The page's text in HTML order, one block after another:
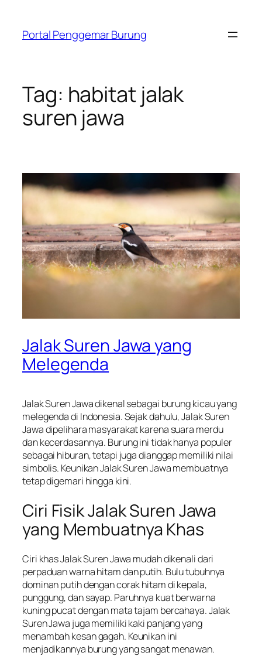
content
Portal Penggemar Burung
Tag: habitat jalak
suren jawa
Jalak Suren Jawa yang
Melegenda
Jalak Suren Jawa dikenal sebagai burung kicau yang
melegenda di Indonesia. Sejak dahulu, Jalak Suren
Jawa dipelihara masyarakat karena suara merdu
dan kecerdasannya. Burung ini tidak hanya populer
sebagai hiburan, tetapi juga dianggap memiliki nilai
simbolis. Keunikan Jalak Suren Jawa membuatnya
tetap digemari hingga kini.
Ciri Fisik Jalak Suren Jawa
yang Membuatnya Khas
Ciri khas Jalak Suren Jawa mudah dikenali dari
perpaduan warna hitam dan putih. Bulu tubuhnya
dominan putih dengan corak hitam di kepala,
punggung, dan sayap. Paruhnya kuat berwarna
kuning pucat dengan mata tajam bercahaya. Jalak
Suren Jawa juga memiliki kaki panjang yang
menambah kesan gagah. Keunikan ini
menjadikannya burung yang sangat menawan.